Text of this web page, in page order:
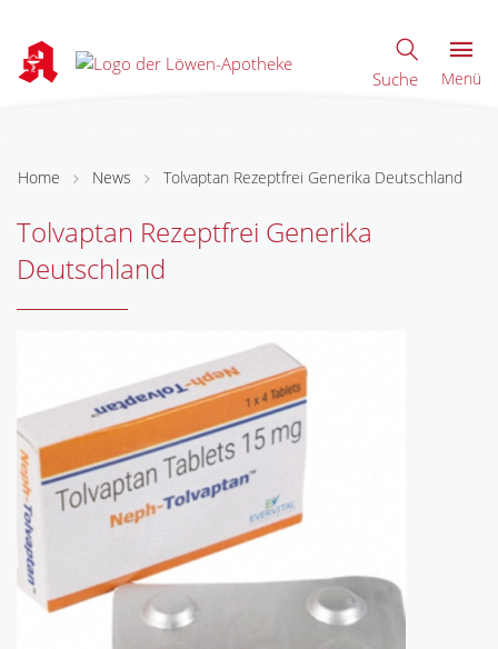
Suche Menü
Home News Tolvaptan Rezeptfrei Generika Deutschland
Tolvaptan Rezeptfrei Generika
Deutschland